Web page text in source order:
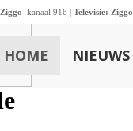
Ziggo kanaal 916 | Televisie: Ziggo
HOME NIEUWS